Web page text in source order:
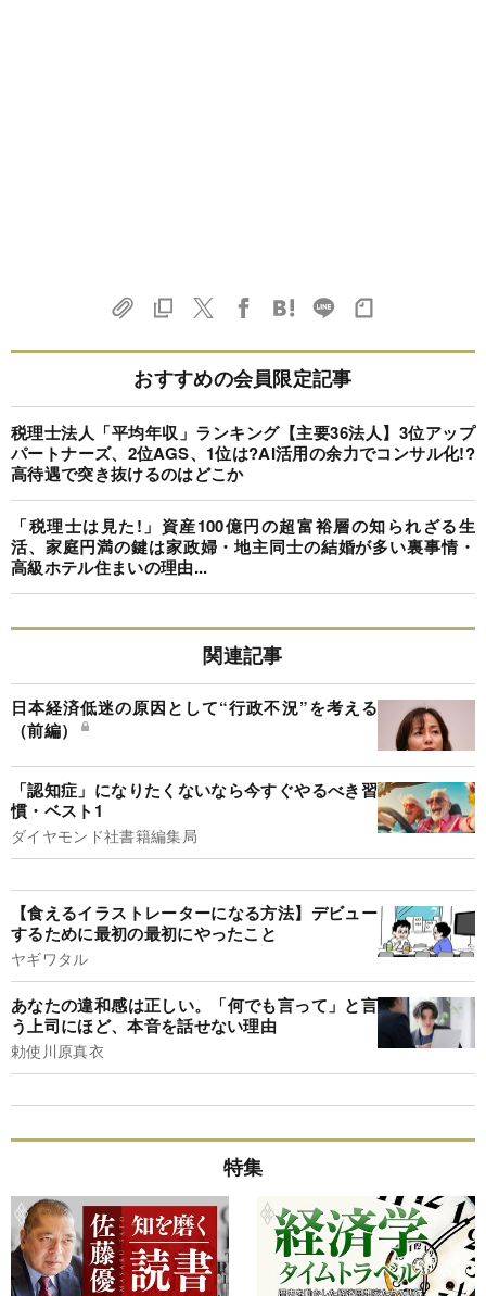
おすすめの会員限定記事
税理士法人「平均年収」ランキング【主要36法人】3位アップ
パートナーズ、2位AGS、1位は?AI活用の余力でコンサル化!?
高待遇で突き抜けるのはどこか
「税理士は見た!」資産100億円の超富裕層の知られざる生
活、家庭円満の鍵は家政婦・地主同士の結婚が多い裏事情・
高級ホテル住まいの理由...
関連記事
日本経済低迷の原因として“行政不況”を考える
（前編）
「認知症」になりたくないなら今すぐやるべき習
慣・ベスト1
ダイヤモンド社書籍編集局
【食えるイラストレーターになる方法】デビュー
するために最初の最初にやったこと
ヤギワタル
あなたの違和感は正しい。「何でも言って」と言
う上司にほど、本音を話せない理由
勅使川原真衣
特集